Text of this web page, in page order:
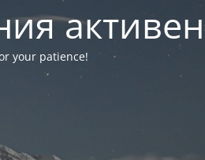
активен
your patience!